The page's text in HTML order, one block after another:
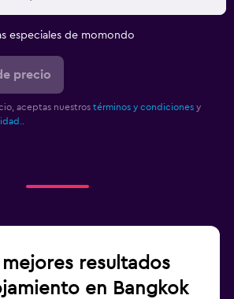
especiales de momondo
precio
aceptas nuestros términos y condiciones y
mejores resultados
en Bangkok